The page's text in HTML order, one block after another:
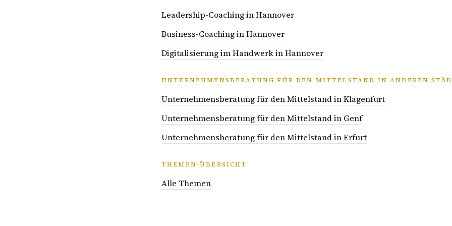
Leadership-Coaching in Hannover
Business-Coaching in Hannover
Digitalisierung im Handwerk in Hannover
UNTERNEHMENSBERATUNG FÜR DEN MITTELSTAND IN ANDEREN
Unternehmensberatung für den Mittelstand in Klagenfurt
Unternehmensberatung für den Mittelstand in Genf
Unternehmensberatung für den Mittelstand in Erfurt
THEMEN-ÜBERSICHT
Alle Themen